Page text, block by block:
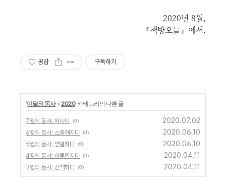
2020년 8월,
『책방오늘』에서.
공감 구독하기
'이달의 동사>2020' 카테고리의 다른 글
7월의 동사: 떠나다 (0) 2020.07.02
6월의 동사: 소중해지다 (0) 2020.06.10
5월의 동사: 연결하다 (0) 2020.06.10
4월의 동사: 어루만지다 (0) 2020.04.11
3월의 동사: 산책하다 (0) 2020.04.11